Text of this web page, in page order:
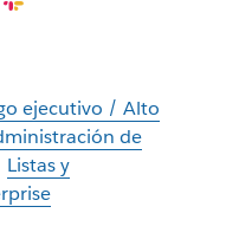
ejecutivo / Alto
de
Listas y